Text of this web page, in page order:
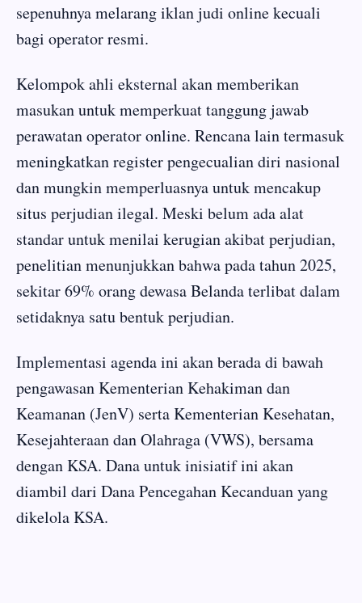
sepenuhnya melarang iklan judi online kecuali
bagi operator resmi.
Kelompok ahli eksternal akan memberikan
masukan untuk memperkuat tanggung jawab
perawatan operator online. Rencana lain termasuk
meningkatkan register pengecualian diri nasional
dan mungkin memperluasnya untuk mencakup
situs perjudian ilegal. Meski belum ada alat
standar untuk menilai kerugian akibat perjudian,
penelitian menunjukkan bahwa pada tahun 2025,
sekitar 69% orang dewasa Belanda terlibat dalam
setidaknya satu bentuk perjudian.
Implementasi agenda ini akan berada di bawah
pengawasan Kementerian Kehakiman dan
Keamanan (JenV) serta Kementerian Kesehatan,
Kesejahteraan dan Olahraga (VWS), bersama
dengan KSA. Dana untuk inisiatif ini akan
diambil dari Dana Pencegahan Kecanduan yang
dikelola KSA.